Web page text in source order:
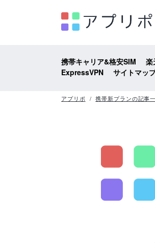
携帯キャリア&格安SIM 楽
ExpressVPN
サイトマッ
アプリポ 携帯新プランの記事